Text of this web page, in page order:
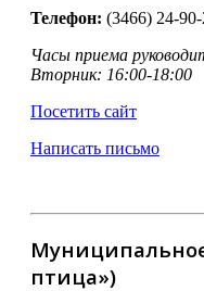
Телефон: (3466) 24-
Часы приема
Вторник: 16:00-18:00
Посетить сайт
Написать письмо
птица»)